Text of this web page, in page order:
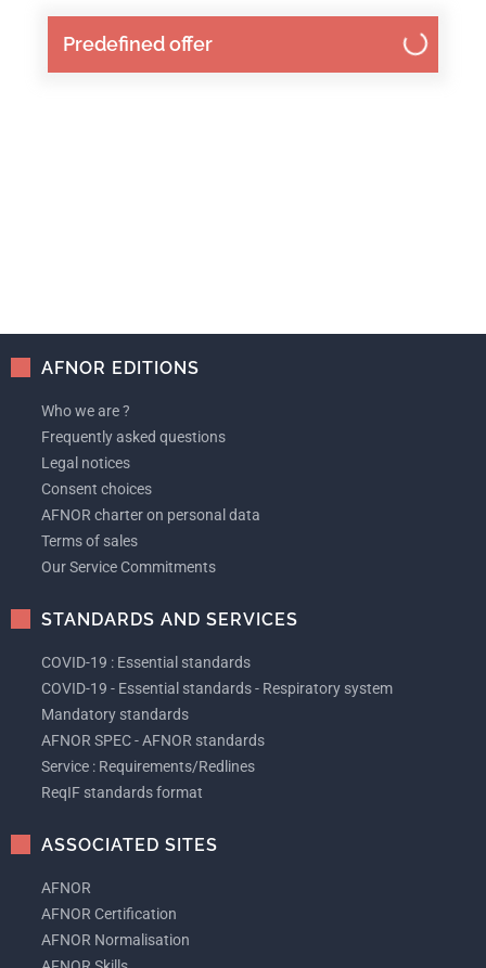
Predefined offer
AFNOR EDITIONS
Who we are ?
Frequently asked questions
Legal notices
Consent choices
AFNOR charter on personal data
Terms of sales
Our Service Commitments
STANDARDS AND SERVICES
COVID-19 : Essential standards
COVID-19 - Essential standards - Respiratory system
Mandatory standards
AFNOR SPEC - AFNOR standards
Service : Requirements/Redlines
ReqIF standards format
ASSOCIATED SITES
AFNOR
AFNOR Certification
AFNOR Normalisation